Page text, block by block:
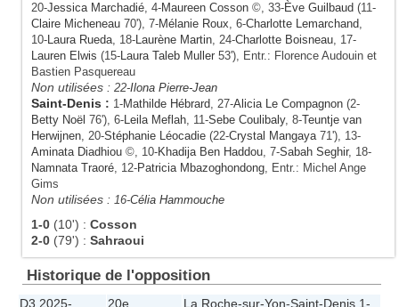
20-Jessica Marchadié, 4-Maureen Cosson ©, 33-Ève Guilbaud (11-
Claire Micheneau 70'), 7-Mélanie Roux, 6-Charlotte Lemarchand,
10-Laura Rueda, 18-Laurène Martin, 24-Charlotte Boisneau, 17-
Lauren Elwis (15-Laura Taleb Muller 53'), Entr.: Florence Audouin et
Bastien Pasquereau
Non utilisées : 22-Ilona Pierre-Jean
Saint-Denis : 1-Mathilde Hébrard, 27-Alicia Le Compagnon (2-
Betty Noël 76'), 6-Leila Meflah, 11-Sebe Coulibaly, 8-Teuntje van
Herwijnen, 20-Stéphanie Léocadie (22-Crystal Mangaya71'), 13-
Aminata Diadhiou ©, 10-Khadija Ben Haddou, 7-Sabah Seghir, 18-
Namnata Traoré, 12-Patricia Mbazoghondong, Entr.: Michel Ange
Gims
Non utilisées : 16-Célia Hammouche
1-0 (10') : Cosson
2-0 (79') : Sahraoui
Historique de l'opposition
D3 2025-
20e
La Roche-sur-Yon-Saint-Denis 1-